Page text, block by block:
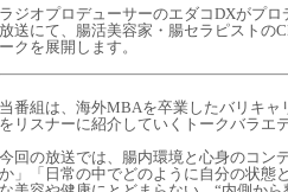
ラジオプロデューサーのエダコDXがプ
放送にて、腸活美容家・腸セラピストの
ークを展開します。
当番組は、海外MBAを卒業したバリキ
をリスナーに紹介していくトークバラエ
今回の放送では、腸内環境と心身のコン
か」「日常の中でどのように自分の状態